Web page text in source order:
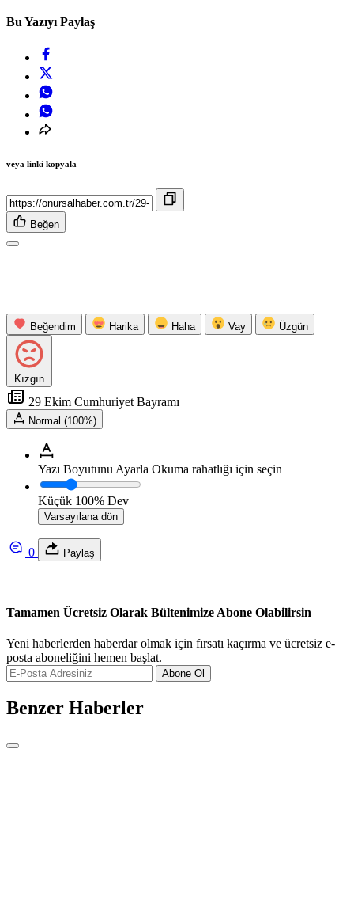
Bu Yazıyı Paylaş
veya linki kopyala
Beğen
Beğendim Harika Haha Vay Üzgün
Kızgın
29 Ekim Cumhuriyet Bayramı
Normal (100%)
Yazı Boyutunu Ayarla Okuma rahatlığı için seçin
Küçük 100% Dev
Varsayılana dön
0 Paylaş
Tamamen Ücretsiz Olarak Bültenimize Abone Olabilirsin
Yeni haberlerden haberdar olmak için fırsatı kaçırma ve ücretsiz e-
posta aboneliğini hemen başlat.
Abone Ol
Benzer Haberler